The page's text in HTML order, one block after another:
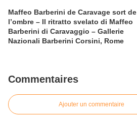
Maffeo Barberini de Caravage sort de
l’ombre – Il ritratto svelato di Maffeo
Barberini di Caravaggio – Gallerie
Nazionali Barberini Corsini, Rome
Commentaires
Ajouter un commentaire